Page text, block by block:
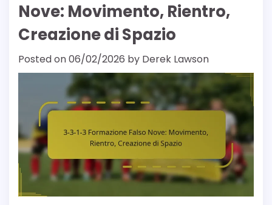
Nove: Movimento, Rientro,
Creazione di Spazio
Posted on06/02/2026 by Derek Lawson